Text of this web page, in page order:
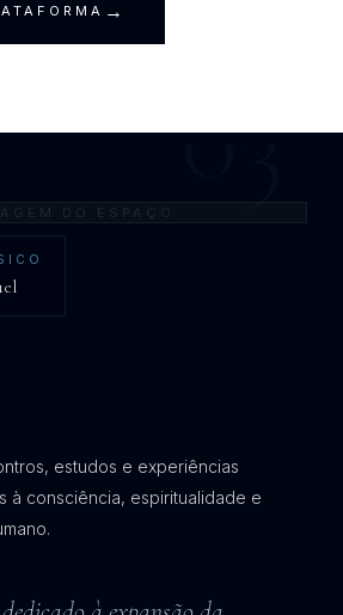
→
estudos e experiências
à consciência, espiritualidade e
DO ESPAÇO
03